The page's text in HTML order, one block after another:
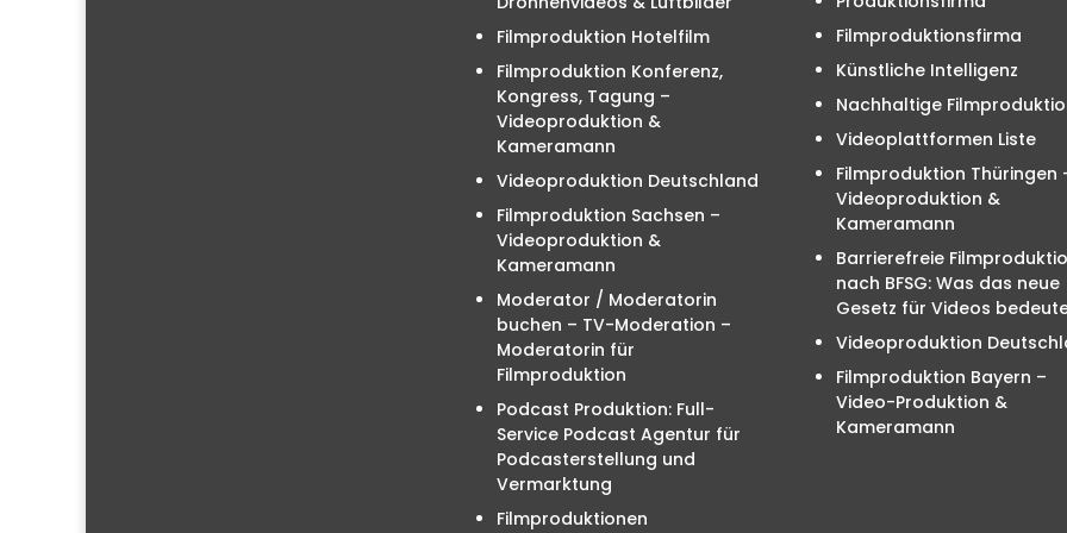
Filmproduktion Hotelfilm
Filmproduktion Konferenz,
Kongress, Tagung –
Videoproduktion &
Kameramann
Videoproduktion Deutschland
Filmproduktion Sachsen –
Videoproduktion &
Kameramann
Moderator / Moderatorin
buchen – TV-Moderation –
Moderatorin für
Filmproduktion
Podcast Produktion: Full-
Service Podcast Agentur für
Podcasterstellung und
Vermarktung
Filmproduktionen
Filmproduktionsfirma
Künstliche Intelligenz
Nachhaltige
Videoplattformen Liste
Filmproduktion Thüringen
Videoproduktion &
Kameramann
Barrierefreie
nach BFSG: Was das neue
Gesetz für Videos
Videoproduktion
Filmproduktion Bayern –
Video-Produktion &
Kameramann